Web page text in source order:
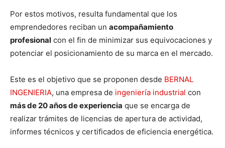
Por estos motivos, resulta fundamental que los
emprendedores reciban un acompañamiento
profesional con el fin de minimizar sus equivocaciones y
potenciar el posicionamiento de su marca en el mercado.
Este es el objetivo que se proponen desde BERNAL
INGENIERIA, una empresa de ingeniería industrial con
más de 20 años de experiencia que se encarga de
realizar trámites de licencias de apertura de actividad,
informes técnicos y certificados de eficiencia energética.